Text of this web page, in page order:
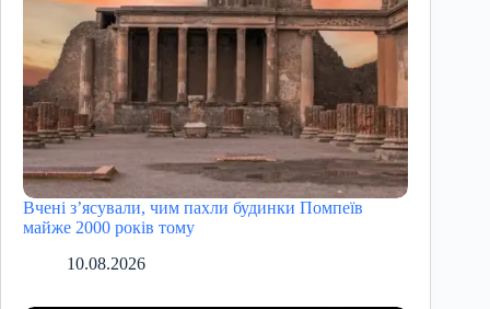
Вчені з’ясували, чим пахли будинки Помпеїв
майже 2000 років тому
10.08.2026